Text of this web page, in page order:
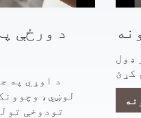
د ورځې
د اوړي په
لوښي،
تودوخې
ډول